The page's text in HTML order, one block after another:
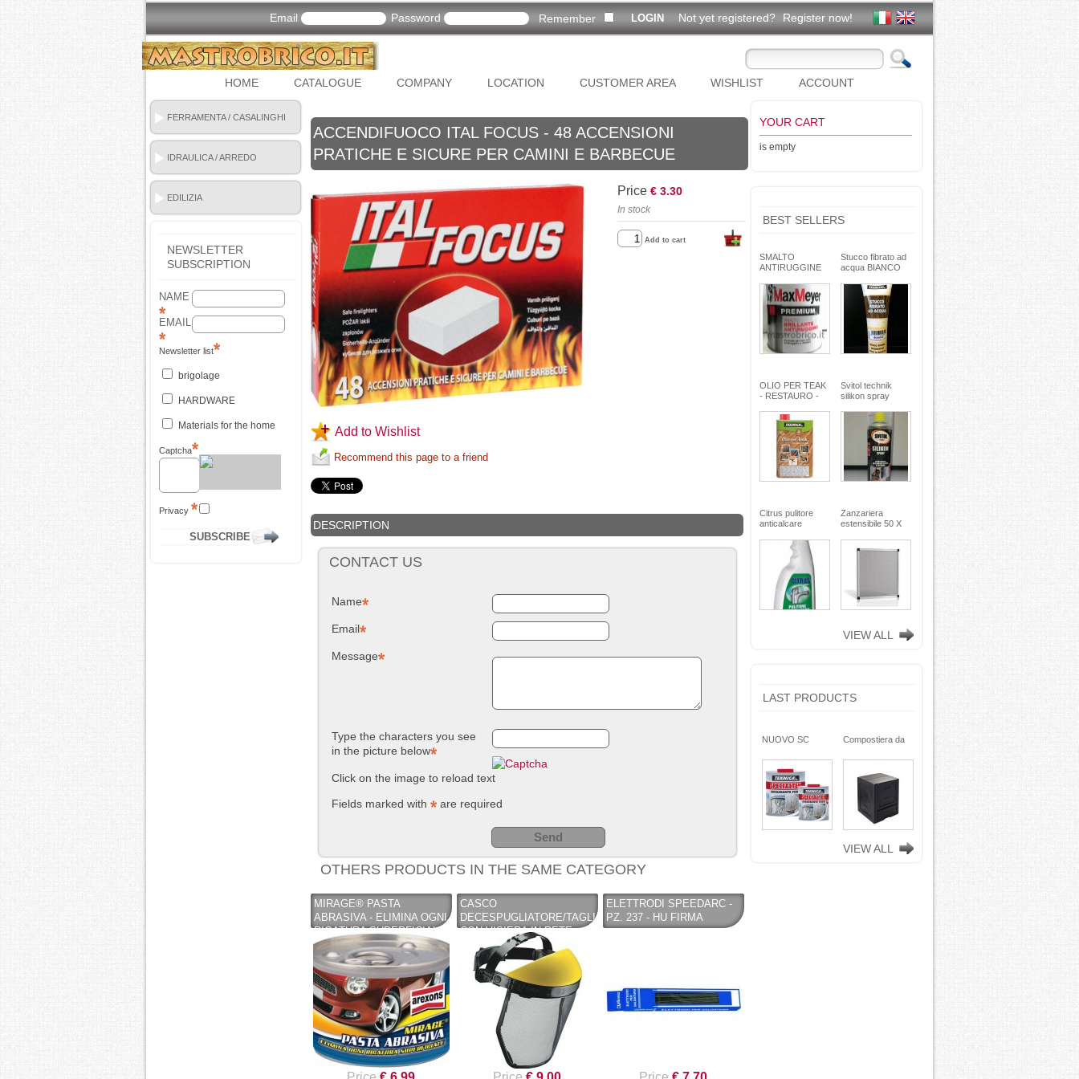
Email Password Remember Not yet registered? Register now!
HOME CATALOGUE COMPANY LOCATION CUSTOMER AREA WISHLIST ACCOUNT
FERRAMENTA / CASALINGHI
IDRAULICA / ARREDO
BAGNO
EDILIZIA
NEWSLETTER
SUBSCRIPTION
NAME
EMAIL
Newsletter list
brigolage
HARDWARE
Materials for the home
Captcha
Privacy
ACCENDIFUOCO ITAL FOCUS - 48 ACCENSIONI
PRATICHE E SICURE PER CAMINI E BARBECUE
Add to Wishlist
Recommend this page to a friend
Price € 3.30
In stock
Add to cart
DESCRIPTION
CONTACT US
Name
Email
Message
Type the characters you see
in the picture below
Click on the image to reload text
Fields marked with
are required
OTHERS PRODUCTS IN THE SAME CATEGORY
MIRAGE® PASTA
ABRASIVA - ELIMINA OGNI
RIGATURA SUPERFICIALE
- 150G - AREXONS
CASCO
DECESPUGLIATORE/TAGLIAERBA
CON VISIERA IN RETE
METALICA PROTEZ
VISO/OCCHI - NEWTEC
ELETTRODI SPEEDARC -
PZ. 237 - HU FIRMA
YOUR CART
is empty
BEST SELLERS
SMALTO
ANTIRUGGINE
gel - non cola -
Max Meyer
Stucco fibrato ad
acqua BIANCO
riempitivo non si
spacca -
TEKNICA
OLIO PER TEAK
- RESTAURO -
di oli pregiati -
MaxMeyer -
TEKNICA
Svitol technik
silikon spray
Citrus pulitore
anticalcare
con nebulizzatore
- faren industrie
chimiche spa
Zanzariera
estensibile 50 X
VIEW ALL
LAST PRODUCTS
REMOVER -
NUOVO SC
sverniciatore
universale - tre
pini (COPY) -
TEKNICA
Compostiera da
plastica riciclata
260 Lt. nero
VIEW ALL